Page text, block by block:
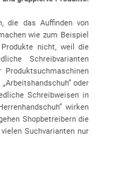
die das Auffinden von
wie zum Beispiel
nicht, weil die
Schreibvarianten
oder
Schreibweisen in
wirken
Shopbetreibern die
Suchvarianten nur